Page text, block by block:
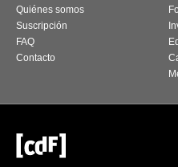
Quiénes somos
Suscripción
FAQ
Contacto